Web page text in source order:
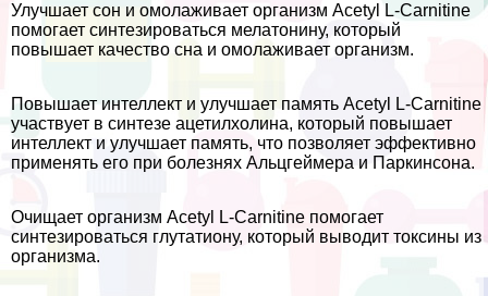
Улучшает сон и омолаживает организм Acetyl L-Carnitine
помогает синтезироваться мелатонину, который
повышает качество сна и омолаживает организм.
Повышает интеллект и улучшает память Acetyl L-Carnitine
участвует в синтезе ацетилхолина, который повышает
интеллект и улучшает память, что позволяет эффективно
применять его при болезнях Альцгeймера и Паркинсона.
Очищает организм Acetyl L-Carnitine помогает
синтезироваться глутатиону, который выводит токсины из
организма.